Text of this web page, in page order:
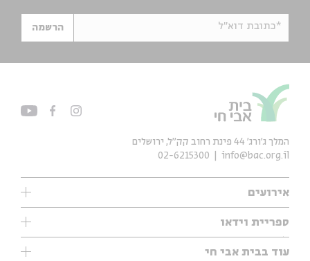
*כתובת דוא"ל הרשמה
אירועים
עיון
אנגלית
ספריית וידאו
ילדים
מוזיקה
עוד בבית אבי חי
המלך ג'ורג' 44 פינת רחוב קק״ל, ירושלים
info@bac.org.il
02-6215300